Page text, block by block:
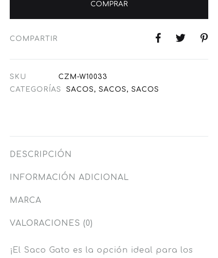
COMPRAR
COMPARTIR
SKU
CZM-W10033
CATEGORÍAS
SACOS , SACOS , SACOS
DESCRIPCIÓN
INFORMACIÓN ADICIONAL
MARCA
VALORACIONES (0)
¡El Saco Gato es la opción ideal para los